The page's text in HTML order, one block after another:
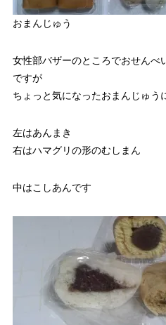
おまんじゅう
女性部バザーのところでおせんべ
ですが
ちょっと気になったおまんじゅう
左はあんまき
右はハマグリの形のむしまん
中はこしあんです